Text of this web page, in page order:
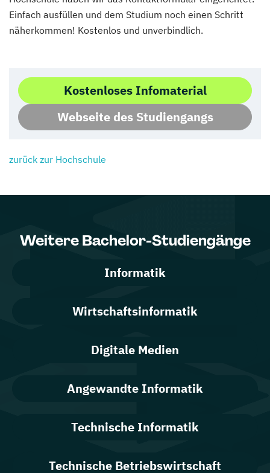
Einfach ausfüllen und dem Studium noch einen Schritt
näherkommen! Kostenlos und unverbindlich.
Kostenloses Infomaterial
Webseite des Studiengangs
zurück zur Hochschule
Weitere Bachelor-Studiengänge
Informatik
Wirtschaftsinformatik
Digitale Medien
Angewandte Informatik
Technische Informatik
Technische Betriebswirtschaft